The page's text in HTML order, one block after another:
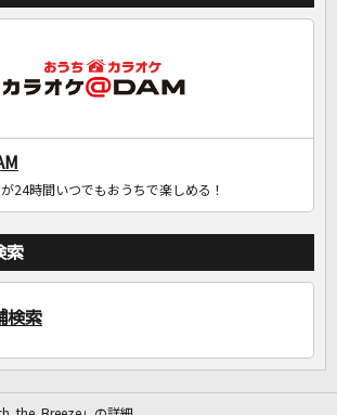
24時間いつでもおうちで楽しめる！
索
検索